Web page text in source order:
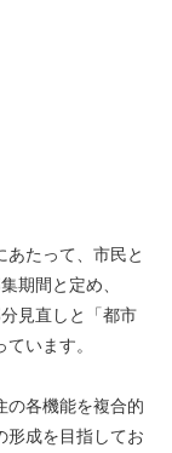
たって、市民と
期間と定め、
見直しと「都市
います。
の各機能を複合的
形成を目指してお